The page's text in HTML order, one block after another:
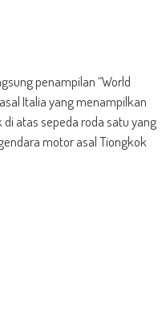
penampilan “World
Italia yang menampilkan
atas sepeda roda satu yang
motor asal Tiongkok